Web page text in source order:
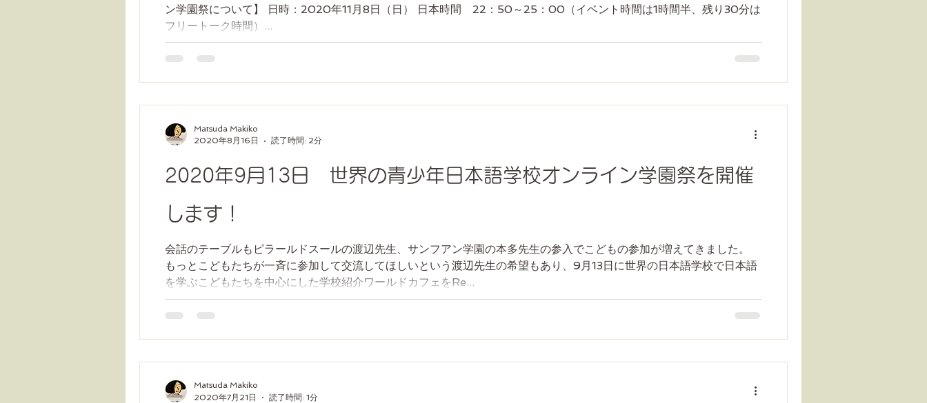
ン学園祭について】 日時：2020年11月8日（日） 日本時間 22：50～25：00（イベント時間は1時間半、残り30分は
フリートーク時間）...
2020年9月13日 世界の青少年日本語学校オンライン学園祭を開催
します！
会話のテーブルもピラールドスールの渡辺先生、サンフアン学園の本多先生の参入でこどもの参加が増えてきました。
もっとこどもたちが一斉に参加して交流してほしいという渡辺先生の希望もあり、9月13日に世界の日本語学校で日本語
を学ぶこどもたちを中心にした学校紹介ワールドカフェをRe...
Matsuda Makiko
2020年8月16日
読了時間: 2分
Matsuda Makiko
2020年7月21日
読了時間: 1分